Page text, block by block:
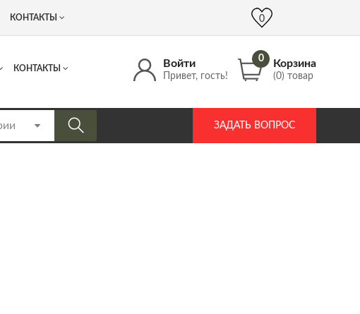
+7 (917) 537 17 16 info@DrozdPcp.ru
Войти
Привет, гость!
0 Корзина
(0) товар
КОНТАКТЫ
ЗАДАТЬ ВОПРОС
КОНТАКТЫ 0